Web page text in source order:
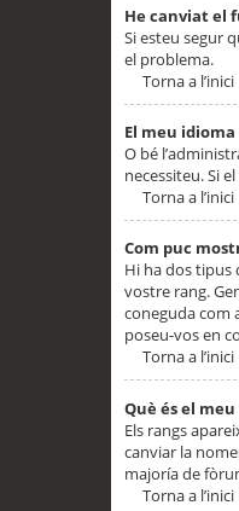
He canviat el
Si esteu segur
el problema.
Torna a l’inici
El meu
O bé
necessiteu. Si
Torna a l’inici
Com puc
Hi ha dos tipus
vostre rang.
coneguda com
poseu-vos en
Torna a l’inici
Què és el
Els rangs
canviar la
majoría de
Torna a l’inici